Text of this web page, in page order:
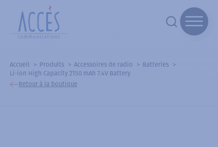
Accueil Produits Accessoires de radio
Batteries
Li-ion High Capacity 2150 mAh 7.4V Battery
Retour à la boutique